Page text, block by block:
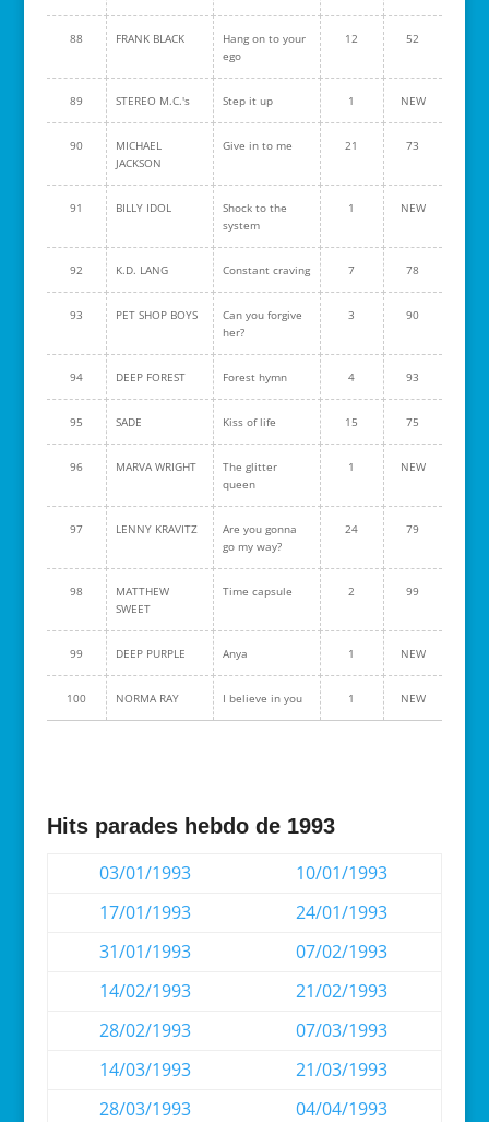
88 FRANK BLACK
Hang on to your
ego
12 52
89 STEREO M.C.'s Step it up 1 NEW
90
MICHAEL
JACKSON
Give in to me 21 73
91 BILLY IDOL
Shock to the
system
1 NEW
92 K.D. LANG Constant craving 7 78
93 PET SHOP BOYS
Can you forgive
her?
3 90
94 DEEP FOREST Forest hymn 4 93
95 SADE Kiss of life 15 75
96 MARVA WRIGHT
The glitter
queen
1 NEW
97 LENNY KRAVITZ
Are you gonna
go my way?
24 79
98
MATTHEW
SWEET
Time capsule 2 99
99 DEEP PURPLE Anya 1 NEW
100 NORMA RAY I believe in you 1 NEW
Hits parades hebdo de 1993
03/01/1993
10/01/1993
17/01/1993
24/01/1993
31/01/1993
07/02/1993
14/02/1993
21/02/1993
28/02/1993
07/03/1993
14/03/1993
21/03/1993
28/03/1993
04/04/1993